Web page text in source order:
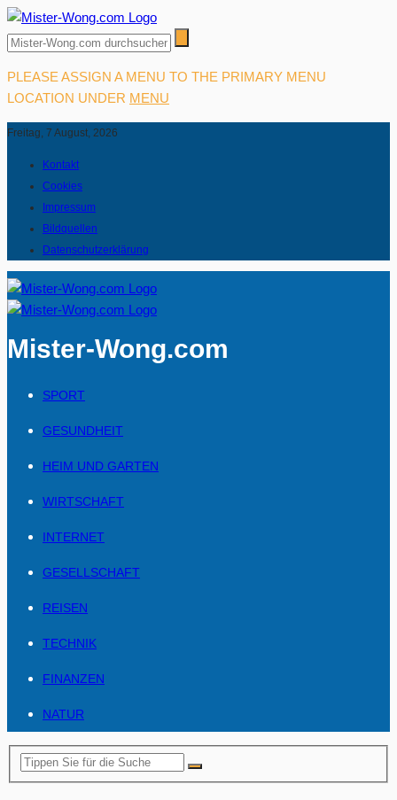
PLEASE ASSIGN A MENU TO THE PRIMARY MENU
LOCATION UNDER MENU
Freitag, 7 August, 2026
Kontakt
Cookies
Impressum
Bildquellen
Datenschutzerklärung
Mister-Wong.com
SPORT
GESUNDHEIT
HEIM UND GARTEN
WIRTSCHAFT
INTERNET
GESELLSCHAFT
REISEN
TECHNIK
FINANZEN
NATUR